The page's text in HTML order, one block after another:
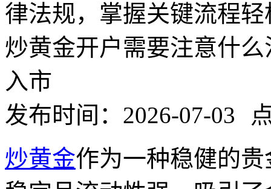
律法规，掌握关键流程轻
炒黄金开户需要注意什
入市
发布时间：2026-07-03
炒黄金作为一种稳健的